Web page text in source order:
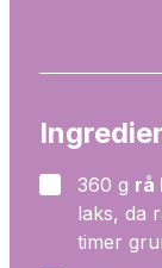
▢
360 g rå
laks, da
timer